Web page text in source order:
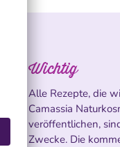
Wichtig
Alle Rezepte, die
Camassia
veröffentlichen,
Zwecke. Die